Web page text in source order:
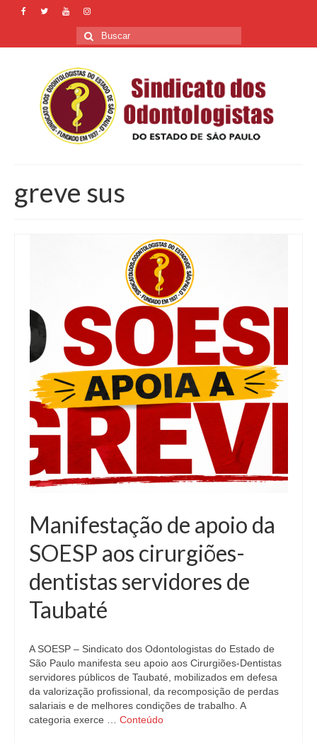
Buscar
por:
greve sus
Manifestação de apoio da
SOESP aos cirurgiões-
dentistas servidores de
Taubaté
A SOESP – Sindicato dos Odontologistas do Estado de
São Paulo manifesta seu apoio aos Cirurgiões-Dentistas
servidores públicos de Taubaté, mobilizados em defesa
da valorização profissional, da recomposição de perdas
salariais e de melhores condições de trabalho. A
categoria exerce … Conteúdo